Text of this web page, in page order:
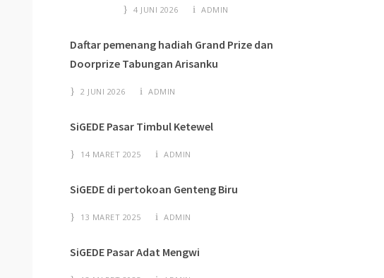
4 JUNI 2026 ADMIN
Daftar pemenang hadiah Grand Prize dan
Doorprize Tabungan Arisanku
2 JUNI 2026 ADMIN
SiGEDE Pasar Timbul Ketewel
14 MARET 2025 ADMIN
SiGEDE di pertokoan Genteng Biru
13 MARET 2025 ADMIN
SiGEDE Pasar Adat Mengwi